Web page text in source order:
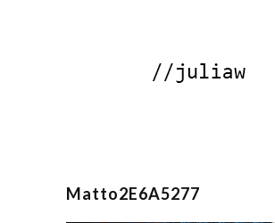
Matto2E6A5277